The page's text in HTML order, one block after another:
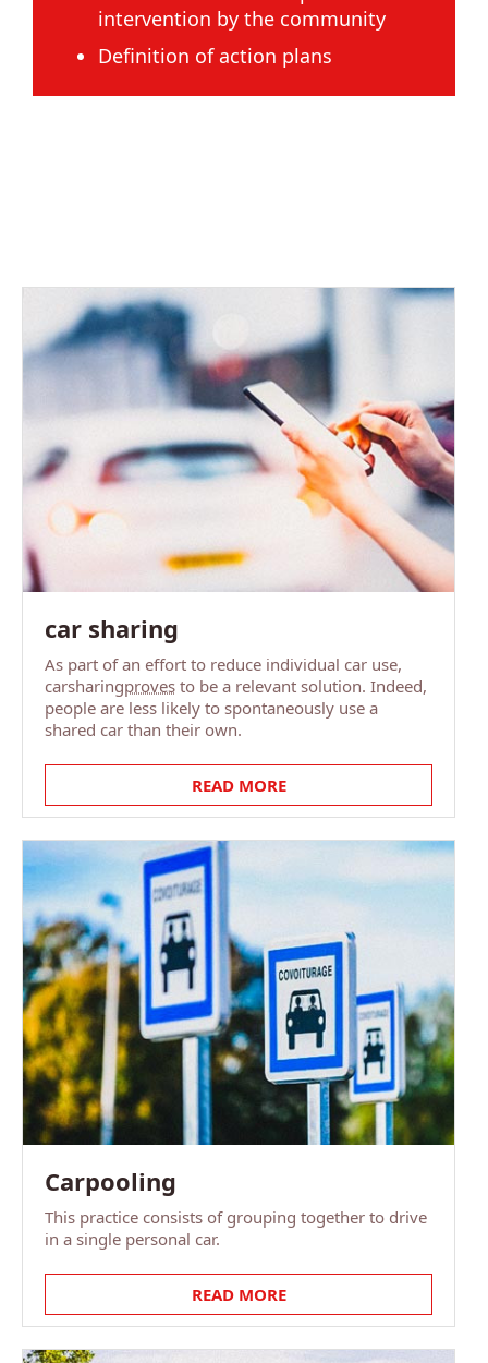
intervention by the community
Definition of action plans
car sharing
As part of an effort to reduce individual car use,
carsharingproves to be a relevant solution. Indeed,
people are less likely to spontaneously use a
shared car than their own.
READ MORE
Carpooling
This practice consists of grouping together to drive
in a single personal car.
READ MORE